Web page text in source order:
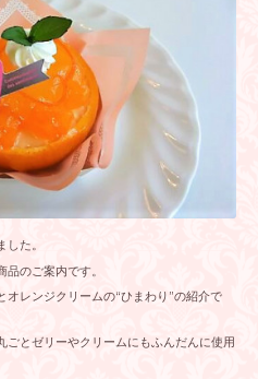
た。
のご案内です。
レンジクリームの“ひまわり”の紹介で
ごとゼリーやクリームにもふんだんに使用